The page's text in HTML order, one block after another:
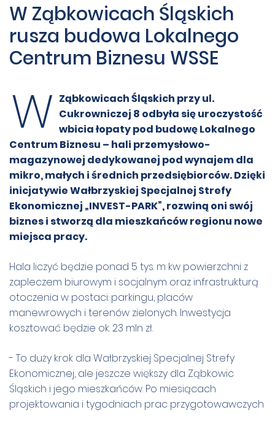
W Ząbkowicach Śląskich
rusza budowa Lokalnego
Centrum Biznesu WSSE
W Ząbkowicach Śląskich przy ul.
Cukrowniczej 8 odbyła się uroczystość
wbicia łopaty pod budowę Lokalnego
Centrum Biznesu – hali przemysłowo-
magazynowej dedykowanej pod wynajem dla
mikro, małych i średnich przedsiębiorców. Dzięki
inicjatywie Wałbrzyskiej Specjalnej Strefy
Ekonomicznej „INVEST-PARK”, rozwiną oni swój
biznes i stworzą dla mieszkańców regionu nowe
miejsca pracy.
Hala liczyć będzie ponad 5 tys. m kw powierzchni z
zapleczem biurowym i socjalnym oraz infrastrukturą
otoczenia w postaci: parkingu, placów
manewrowych i terenów zielonych. Inwestycja
kosztować będzie ok. 23 mln zł.
- To duży krok dla Wałbrzyskiej Specjalnej Strefy
Ekonomicznej, ale jeszcze większy dla Ząbkowic
Śląskich i jego mieszkańców. Po miesiącach
projektowania i tygodniach prac przygotowawczych